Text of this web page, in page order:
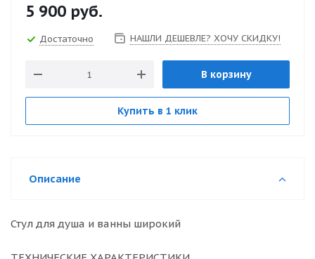
5 900 руб.
Достаточно НАШЛИ ДЕШЕВЛЕ? ХОЧУ СКИДКУ!
В корзину
Купить в 1 клик
Описание
Стул для душа и ванны широкий